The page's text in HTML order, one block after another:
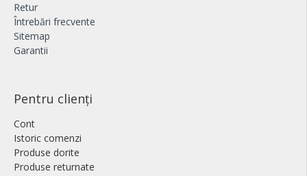
Retur
Întrebări frecvente
Sitemap
Garantii
Pentru clienți
Cont
Istoric comenzi
Produse dorite
Produse returnate